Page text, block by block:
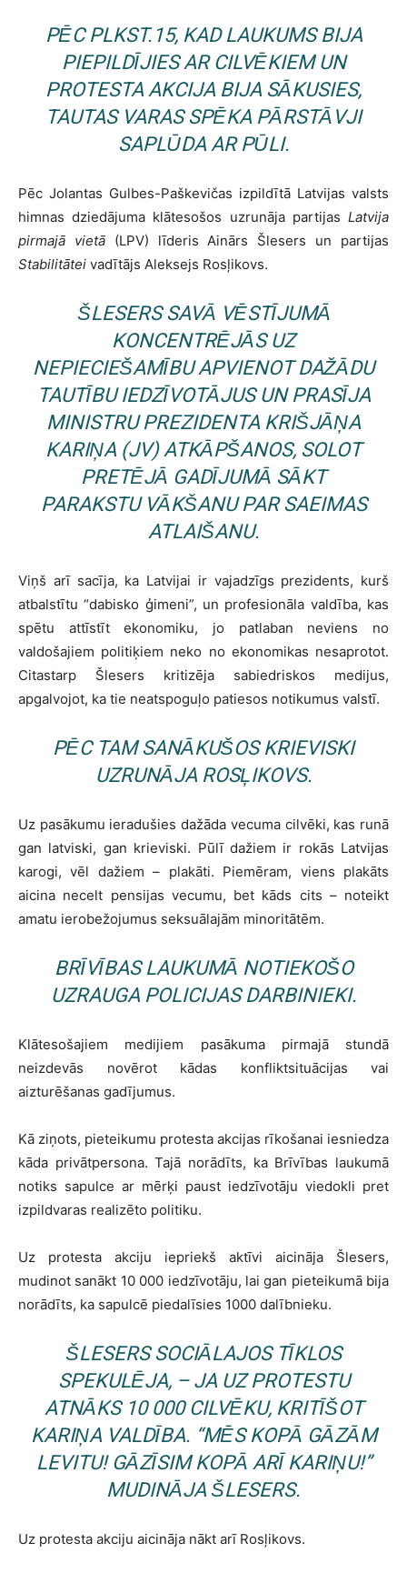
PĒC PLKST.15, KAD LAUKUMS BIJA
PIEPILDĪJIES AR CILVĒKIEM UN
PROTESTA AKCIJA BIJA SĀKUSIES,
TAUTAS VARAS SPĒKA PĀRSTĀVJI
SAPLŪDA AR PŪLI.
Pēc Jolantas Gulbes-Paškevičas izpildītā Latvijas valsts
himnas dziedājuma klātesošos uzrunāja partijas Latvija
pirmajā vietā(LPV) līderis Ainārs Šlesers un partijas
Stabilitātei vadītājs Aleksejs Rosļikovs.
ŠLESERS SAVĀ VĒSTĪJUMĀ
KONCENTRĒJĀS UZ
NEPIECIEŠAMĪBU APVIENOT DAŽĀDU
TAUTĪBU IEDZĪVOTĀJUS UN PRASĪJA
MINISTRU PREZIDENTA KRIŠJĀŅA
KARIŅA (JV) ATKĀPŠANOS, SOLOT
PRETĒJĀ GADĪJUMĀ SĀKT
PARAKSTU VĀKŠANU PAR SAEIMAS
ATLAIŠANU.
Viņš arī sacīja, ka Latvijai ir vajadzīgs prezidents, kurš
atbalstītu “dabisko ģimeni”, un profesionāla valdība, kas
spētu attīstīt ekonomiku, jo patlaban neviens no
valdošajiem politiķiem neko no ekonomikas nesaprotot.
Citastarp Šlesers kritizēja sabiedriskos medijus,
apgalvojot, ka tie neatspoguļo patiesos notikumus valstī.
PĒC TAM SANĀKUŠOS KRIEVISKI
UZRUNĀJA ROSĻIKOVS.
Uz pasākumu ieradušies dažāda vecuma cilvēki, kas runā
gan latviski, gan krieviski. Pūlī dažiem ir rokās Latvijas
karogi, vēl dažiem – plakāti. Piemēram, viens plakāts
aicina necelt pensijas vecumu, bet kāds cits – noteikt
amatu ierobežojumus seksuālajām minoritātēm.
BRĪVĪBAS LAUKUMĀ NOTIEKOŠO
UZRAUGA POLICIJAS DARBINIEKI.
Klātesošajiem medijiem pasākuma pirmajā stundā
neizdevās novērot kādas konfliktsituācijas vai
aizturēšanas gadījumus.
Kā ziņots, pieteikumu protesta akcijas rīkošanai iesniedza
kāda privātpersona. Tajā norādīts, ka Brīvības laukumā
notiks sapulce ar mērķi paust iedzīvotāju viedokli pret
izpildvaras realizēto politiku.
Uz protesta akciju iepriekš aktīvi aicināja Šlesers,
mudinot sanākt 10 000 iedzīvotāju, lai gan pieteikumā bija
norādīts, ka sapulcē piedalīsies 1000 dalībnieku.
ŠLESERS SOCIĀLAJOS TĪKLOS
SPEKULĒJA, – JA UZ PROTESTU
ATNĀKS 10 000 CILVĒKU, KRITĪŠOT
KARIŅA VALDĪBA. “MĒS KOPĀ GĀZĀM
LEVITU! GĀZĪSIM KOPĀ ARĪ KARIŅU!”
MUDINĀJA ŠLESERS.
Uz protesta akciju aicināja nākt arī Rosļikovs.